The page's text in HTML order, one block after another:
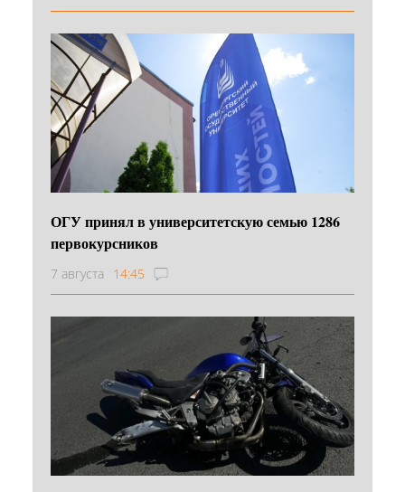
ОГУ принял в университетскую семью 1286
первокурсников
7 августа 14:45